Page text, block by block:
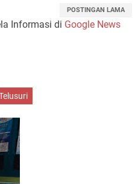
POSTINGAN LAMA
Informasi di Google News